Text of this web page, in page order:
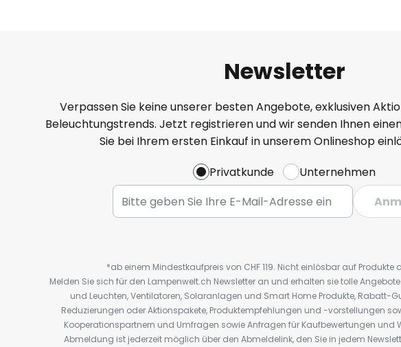
Newsletter
Verpassen Sie keine unserer besten Angebote, exklusiven
Beleuchtungstrends. Jetzt registrieren und wir senden Ihnen
Sie bei Ihrem ersten Einkauf in unserem Onlineshop
Privatkunde
Unternehmen
*ab einem Mindestkaufpreis von CHF 119. Nicht einlösbar auf Produkte
Melden Sie sich für den Lampenwelt.ch Newsletter an und erhalten sie tolle
und Leuchten, Ventilatoren, Solaranlagen und Smart Home Produkte, Rabatt-
Reduzierungen oder Aktionspakete, Produktempfehlungen und -vorstellungen
Kooperationspartnern und Umfragen sowie Anfragen für Kaufbewertungen und
Abmeldung ist jederzeit möglich über den Abmeldelink, den Sie in jedem